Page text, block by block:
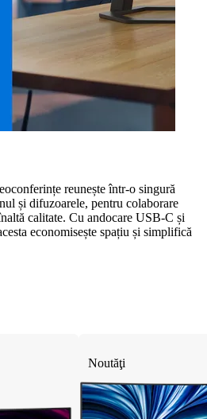
reunește într-o singură
și difuzoarele, pentru colaborare
calitate. Cu andocare USB-C și
economisește spațiu și simplifică
Noutăţi